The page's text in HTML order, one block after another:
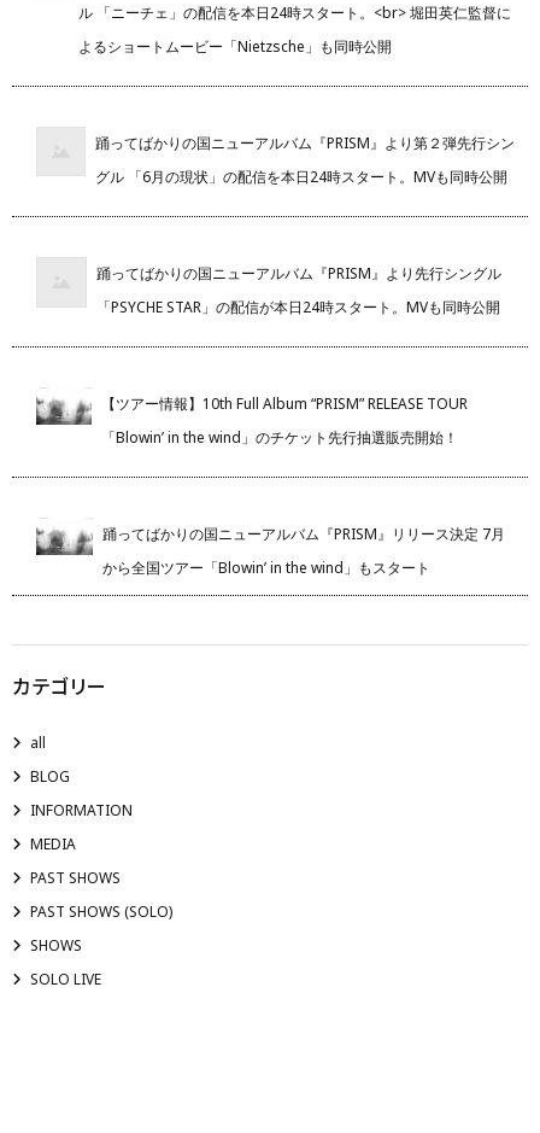
ル 「ニーチェ」の配信を本日24時スタート。<br> 堀田英仁監督に
よるショートムービー「Nietzsche」も同時公開
踊ってばかりの国ニューアルバム『PRISM』より第２弾先行シン
グル 「6月の現状」の配信を本日24時スタート。MVも同時公開
踊ってばかりの国ニューアルバム『PRISM』より先行シングル
「PSYCHE STAR」の配信が本日24時スタート。MVも同時公開
【ツアー情報】10th Full Album “PRISM” RELEASE TOUR
「Blowin’ in the wind」のチケット先行抽選販売開始！
踊ってばかりの国ニューアルバム『PRISM』リリース決定 7月
から全国ツアー「Blowin’ in the wind」もスタート
カテゴリー
all
BLOG
INFORMATION
MEDIA
PAST SHOWS
PAST SHOWS (SOLO)
SHOWS
SOLO LIVE